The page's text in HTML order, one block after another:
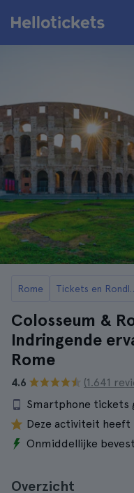
Rome Tickets en
Colosseum &
Indringende
Rome
4.6
(1.641
Smartphone tickets
Deze activiteit heeft
Onmiddellijke
Overzicht